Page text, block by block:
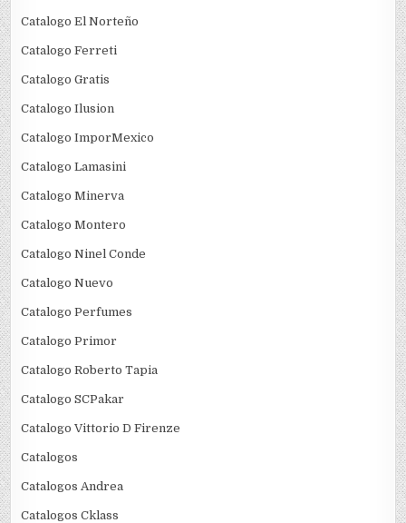
Catalogo El Norteño
Catalogo Ferreti
Catalogo Gratis
Catalogo Ilusion
Catalogo ImporMexico
Catalogo Lamasini
Catalogo Minerva
Catalogo Montero
Catalogo Ninel Conde
Catalogo Nuevo
Catalogo Perfumes
Catalogo Primor
Catalogo Roberto Tapia
Catalogo SCPakar
Catalogo Vittorio D Firenze
Catalogos
Catalogos Andrea
Catalogos Cklass